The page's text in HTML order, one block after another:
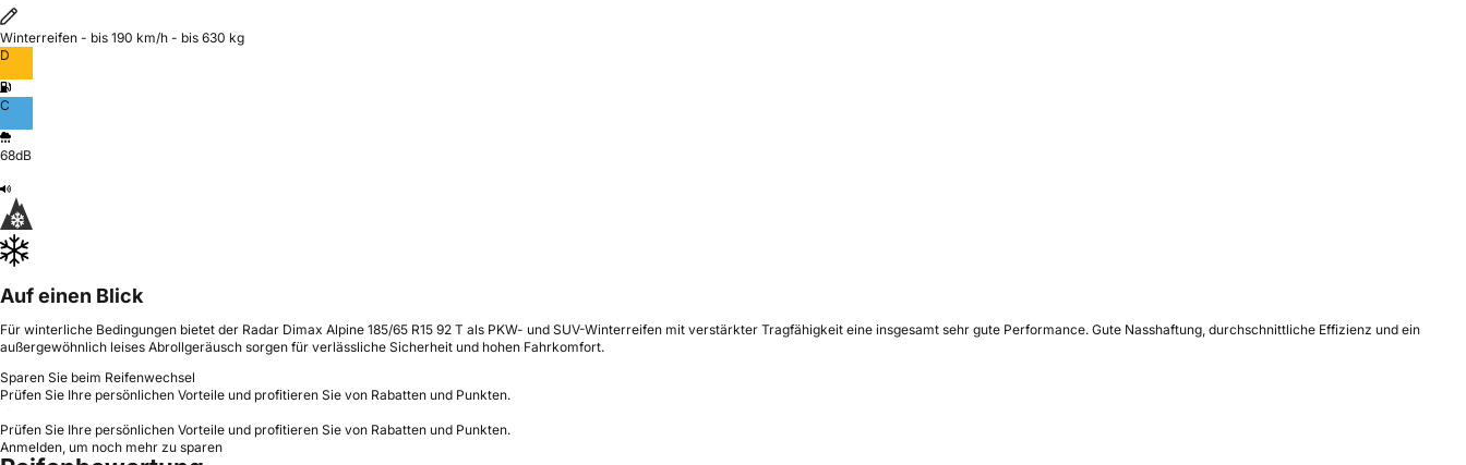
Winterreifen - bis 190 km/h - bis 630 kg
D
C
68dB
Auf einen Blick
Für winterliche Bedingungen bietet der Radar Dimax Alpine 185/65 R15 92 T als PKW- und SUV-Winterreifen mit verstärkter Tragfähigkeit eine insgesamt sehr gute Performance. Gute Nasshaftung, durchschnittliche Effizienz und ein
außergewöhnlich leises Abrollgeräusch sorgen für verlässliche Sicherheit und hohen Fahrkomfort.
Sparen Sie beim Reifenwechsel
Prüfen Sie Ihre persönlichen Vorteile und profitieren Sie von Rabatten und Punkten.
Prüfen Sie Ihre persönlichen Vorteile und profitieren Sie von Rabatten und Punkten.
Anmelden, um noch mehr zu sparen